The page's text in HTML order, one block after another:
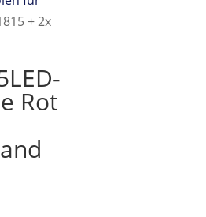
+ 2x
Rot